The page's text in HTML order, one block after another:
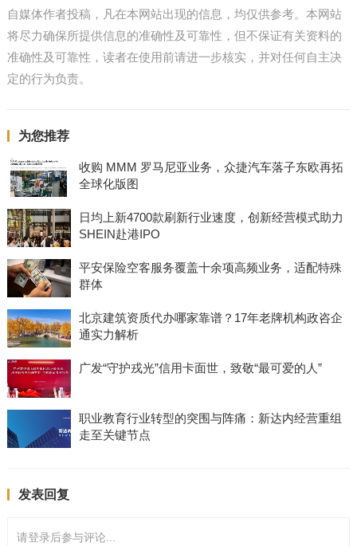
自媒体作者投稿，凡在本网站出现的信息，均仅供参考。本网站
将尽力确保所提供信息的准确性及可靠性，但不保证有关资料的
准确性及可靠性，读者在使用前请进一步核实，并对任何自主决
定的行为负责。
为您推荐
收购 MMM 罗马尼亚业务，众捷汽车落子东欧再拓
全球化版图
日均上新4700款刷新行业速度，创新经营模式助力
SHEIN赴港IPO
平安保险空客服务覆盖十余项高频业务，适配特殊
群体
北京建筑资质代办哪家靠谱？17年老牌机构政咨企
通实力解析
广发“守护戎光”信用卡面世，致敬“最可爱的人”
职业教育行业转型的突围与阵痛：新达内经营重组
走至关键节点
发表回复
请登录后参与评论...